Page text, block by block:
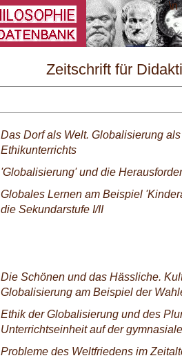
Zeitschrift für
und Ethik
Das Dorf als Welt. Globalisierung
Ethikunterrichts
'Globalisierung' und die
Globales Lernen am Beispiel
die Sekundarstufe I/II
Die Schönen und das Hässliche.
Globalisierung am Beispiel der
Ethik der Globalisierung und des
Unterrichtseinheit auf der
Probleme des Weltfriedens im